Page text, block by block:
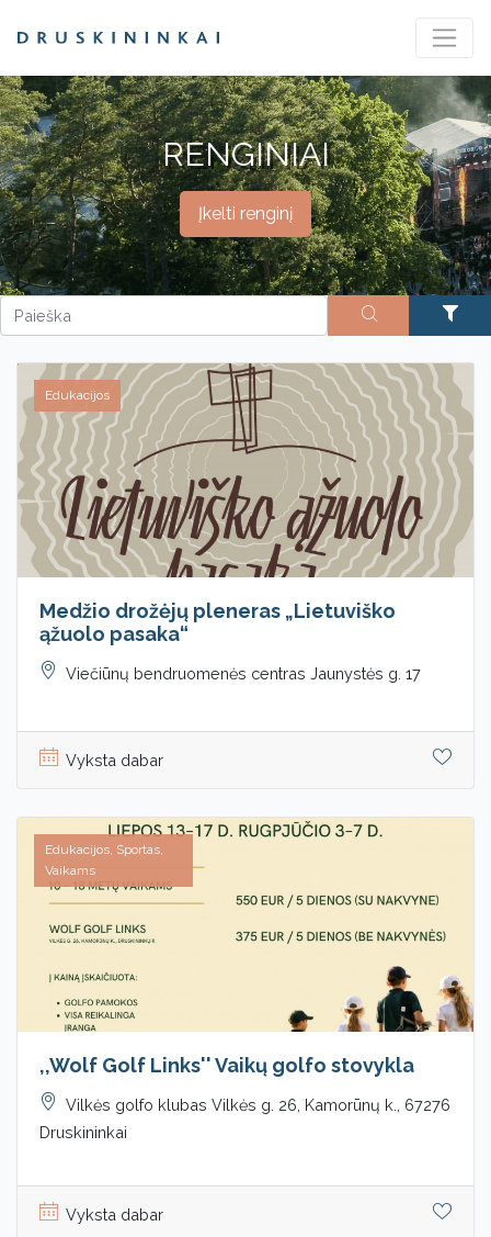
RENGINIAI
Įkelti renginį
Edukacijos
Medžio drožėjų pleneras „Lietuviško
ąžuolo pasaka“
Viečiūnų bendruomenės centras Jaunystės g. 17
Vyksta dabar
Edukacijos, Sportas,
Vaikams
,,Wolf Golf Links'' Vaikų golfo stovykla
Vilkės golfo klubas Vilkės g. 26, Kamorūnų k., 67276
Druskininkai
Vyksta dabar